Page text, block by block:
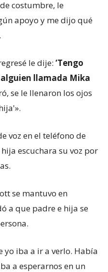
costumbre, le
apoyo y me dijo qué
le dije: ‘Tengo
llamada Mika
se le llenaron los ojos
voz en el teléfono de
escuchara su voz por
se mantuvo en
a que padre e hija se
yo iba a ir a verlo. Había
a esperarnos en un